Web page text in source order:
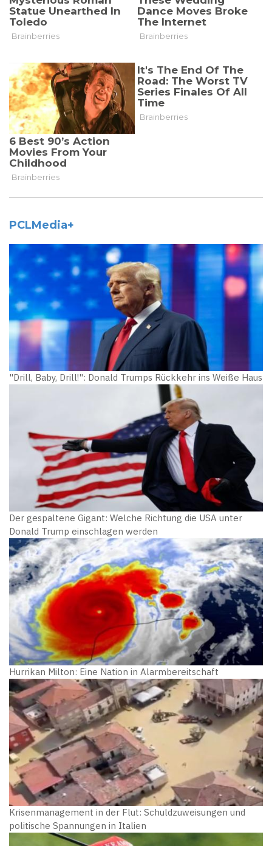
PCLMedia+
"Drill, Baby, Drill!": Donald Trumps Rückkehr ins Weiße Haus
Der gespaltene Gigant: Welche Richtung die USA unter
Donald Trump einschlagen werden
Hurrikan Milton: Eine Nation in Alarmbereitschaft
Krisenmanagement in der Flut: Schuldzuweisungen und
politische Spannungen in Italien